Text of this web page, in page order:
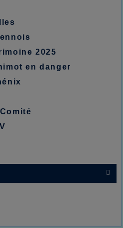
2025
en danger
